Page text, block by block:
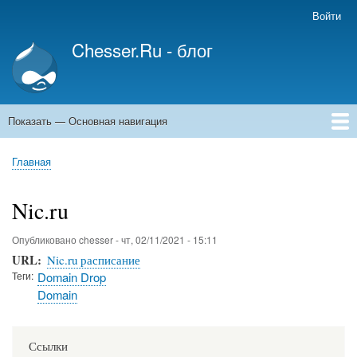
основному
содержанию
учётной
записи
пользователя
Войти
Chesser.Ru - блог
Основная
Показать — Основная навигация
Главная
Строка
Главная
Nic.ru
Опубликовано chesser-чт, 02/11/2021 - 15:11
URL Nic.ru расписание
Теги Domain Drop
Domain
Ссылки